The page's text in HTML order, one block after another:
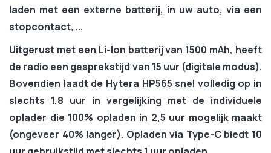
laden met een externe batterij, in uw auto, via een
stopcontact, ...
Uitgerust met een Li-Ion batterij van 1500 mAh, heeft
de radio een gesprekstijd van 15 uur (digitale modus).
Bovendien laadt de Hytera HP565snel volledig op in
slechts 1,8 uur in vergelijking met de individuele
oplader die 100% opladen in 2,5 uur mogelijk maakt
(ongeveer 40% langer). Opladen via Type-C biedt 10